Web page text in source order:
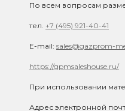
По всем вопросам
тел. +7 (495) 921-40-41
E-mail: sales@gazprom-
https://gpmsaleshouse.ru/
При использовании
Адрес электронной